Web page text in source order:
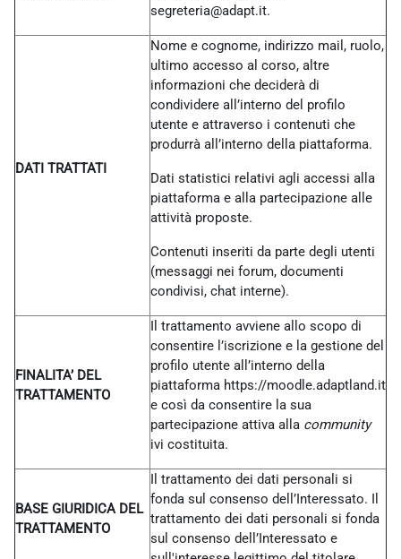
segreteria@adapt.it.
DATI TRATTATI
Nome e cognome, indirizzo mail, ruolo,
ultimo accesso al corso, altre
informazioni che deciderà di
condividere all’interno del profilo
utente e attraverso i contenuti che
produrrà all’interno della piattaforma.
Dati statistici relativi agli accessi alla
piattaforma e alla partecipazione alle
attività proposte.
Contenuti inseriti da parte degli utenti
(messaggi nei forum, documenti
condivisi, chat interne).
FINALITA’ DEL
TRATTAMENTO
Il trattamento avviene allo scopo di
consentire l’iscrizione e la gestione del
profilo utente all’interno della
piattaforma https://moodle.adaptland.it
e così da consentire la sua
partecipazione attiva alla community
ivi costituita.
BASE GIURIDICA DEL
TRATTAMENTO
Il trattamento dei dati personali si
fonda sul consenso dell’Interessato. Il
trattamento dei dati personali si fonda
sul consenso dell’Interessato e